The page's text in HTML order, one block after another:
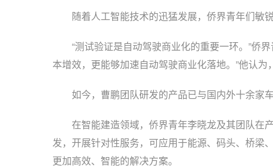
随着人工智能技术的迅猛发展，侨界青年们敏锐
“测试验证是自动驾驶商业化的重要一环。”侨界
本增效，更能够加速自动驾驶商业化落地。”他认
如今，曹鹏团队研发的产品已与国内外十余家车
在智能建造领域，侨界青年李晓龙及其团队在产
发，开展针对性服务，可应用于能源、码头、桥梁
更加高效、智能的解决方案。